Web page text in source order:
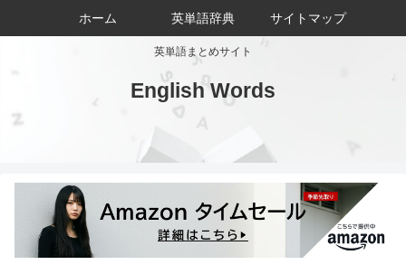
英単語まとめサイト
English Words
ホーム 英単語辞典 サイトマップ